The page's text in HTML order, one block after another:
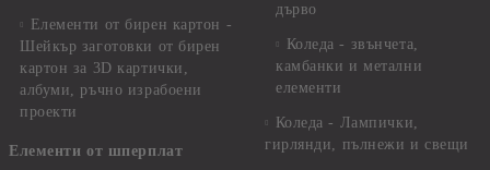
Елементи от бирен картон -
Шейкър заготовки от бирен
картон за 3D картички,
албуми, ръчно израбоени
проекти
Елементи от шперплат
дърво
Коледа - звънчета,
камбанки и метални
елементи
Коледа - Лампички,
гирлянди, пълнежи и свещи